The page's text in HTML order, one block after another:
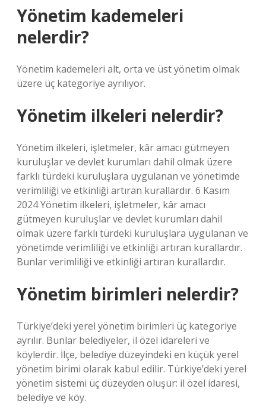
Yönetim kademeleri
nelerdir?
Yönetim kademeleri alt, orta ve üst yönetim olmak
üzere üç kategoriye ayrılıyor.
Yönetim ilkeleri nelerdir?
Yönetim ilkeleri, işletmeler, kâr amacı gütmeyen
kuruluşlar ve devlet kurumları dahil olmak üzere
farklı türdeki kuruluşlara uygulanan ve yönetimde
verimliliği ve etkinliği artıran kurallardır. 6 Kasım
2024 Yönetim ilkeleri, işletmeler, kâr amacı
gütmeyen kuruluşlar ve devlet kurumları dahil
olmak üzere farklı türdeki kuruluşlara uygulanan ve
yönetimde verimliliği ve etkinliği artıran kurallardır.
Bunlar verimliliği ve etkinliği artıran kurallardır.
Yönetim birimleri nelerdir?
Türkiye’deki yerel yönetim birimleri üç kategoriye
ayrılır. Bunlar belediyeler, il özel idareleri ve
köylerdir. İlçe, belediye düzeyindeki en küçük yerel
yönetim birimi olarak kabul edilir. Türkiye’deki yerel
yönetim sistemi üç düzeyden oluşur: il özel idaresi,
belediye ve köy.